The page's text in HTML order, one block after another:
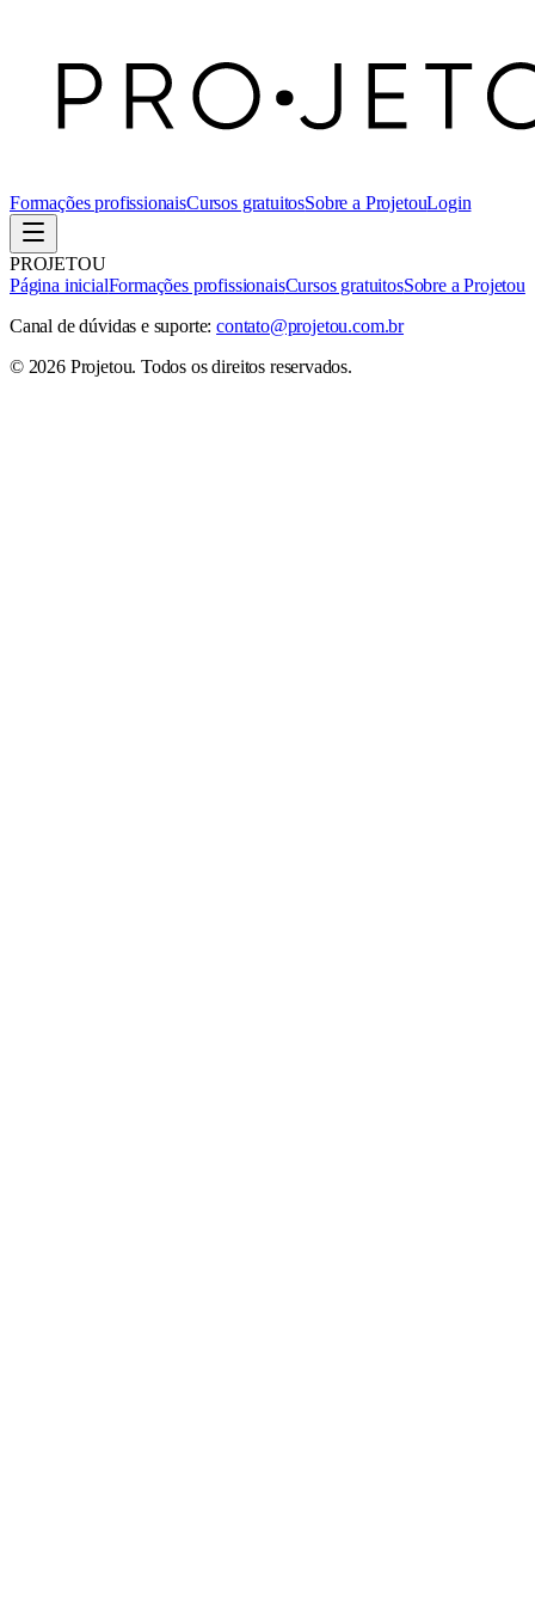
Formações profissionaisCursos gratuitosSobre a ProjetouLogin
PROJETOU
Página inicialFormações profissionaisCursos gratuitosSobre a Projetou
Canal de dúvidas e suporte: contato@projetou.com.br
© 2026 Projetou. Todos os direitos reservados.